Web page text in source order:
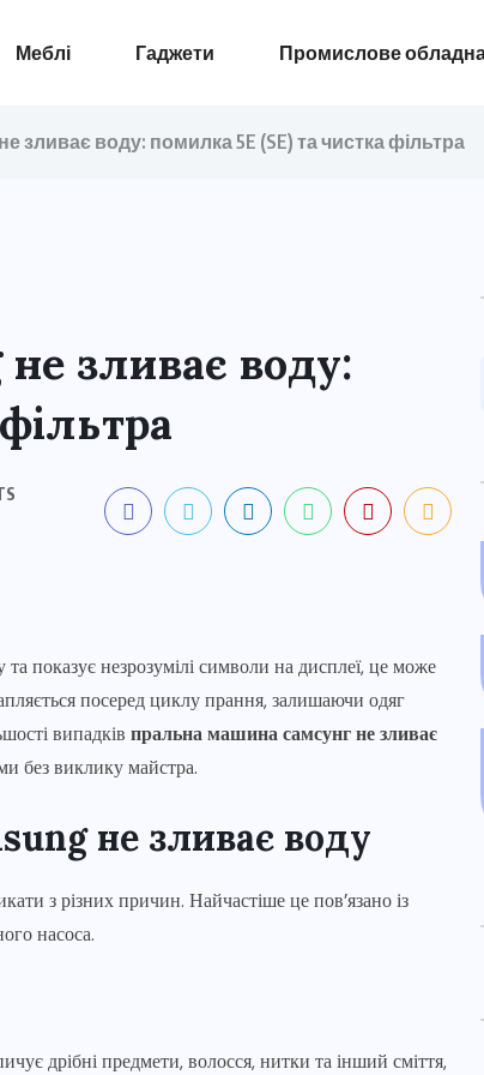
Меблі Гаджети Промислове
зливає воду: помилка 5E (SE) та чистка фільтра
зливає воду:
показує незрозумілі символи на дисплеї, це може
посеред циклу прання, залишаючи одяг
випадків пральна машина самсунг не зливає
без виклику майстра.
не зливає воду
з різних причин. Найчастіше це пов’язано із
насоса.
дрібні предмети, волосся, нитки та інший сміття,